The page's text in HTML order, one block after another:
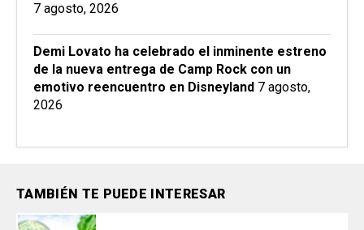
7 agosto, 2026
Demi Lovato ha celebrado el inminente estreno
de la nueva entrega de Camp Rock con un
emotivo reencuentro en Disneyland 7 agosto,
2026
TAMBIÉN TE PUEDE INTERESAR